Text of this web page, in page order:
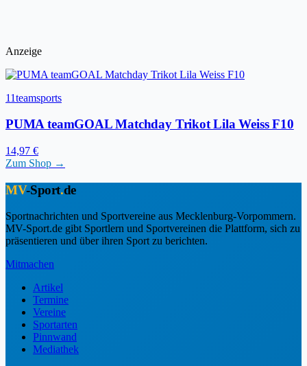
Anzeige
11teamsports
PUMA teamGOAL Matchday Trikot Lila Weiss F10
14,97 €
Zum Shop →
MV-Sport.de
Sportnachrichten und Sportvereine aus Mecklenburg-Vorpommern.
MV-Sport.de gibt Sportlern und Sportvereinen die Plattform, sich zu
präsentieren und über ihren Sport zu berichten.
Mitmachen
Artikel
Termine
Vereine
Sportarten
Pinnwand
Mediathek